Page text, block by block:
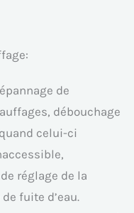
de
débouchage
celui-ci
réglage de la
fuite d’eau.